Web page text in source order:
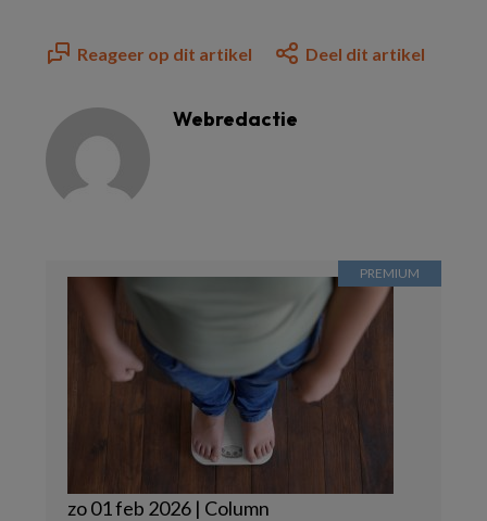
Reageer op dit artikel Deel dit artikel
Webredactie
zo 01 feb 2026 | Column